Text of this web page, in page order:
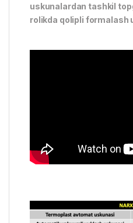
uskunalardan tashkil
rolikda qolipli formalash